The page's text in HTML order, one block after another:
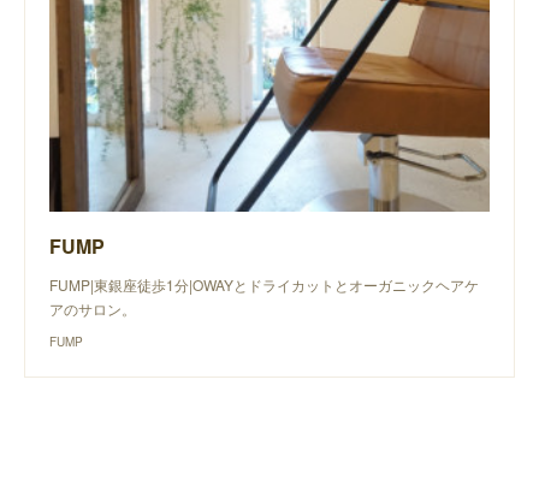
FUMP
FUMP|東銀座徒歩1分|OWAYとドライカットとオーガニックヘアケ
アのサロン。
FUMP